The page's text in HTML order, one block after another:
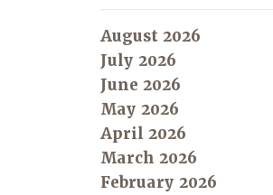
August 2026
July 2026
June 2026
May 2026
April 2026
March 2026
February 2026